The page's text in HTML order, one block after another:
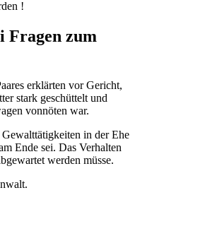
Fragen zum
erklärten vor Gericht,
stark geschüttelt und
vonnöten war.
in der Ehe
Ende sei. Das Verhalten
werden müsse.